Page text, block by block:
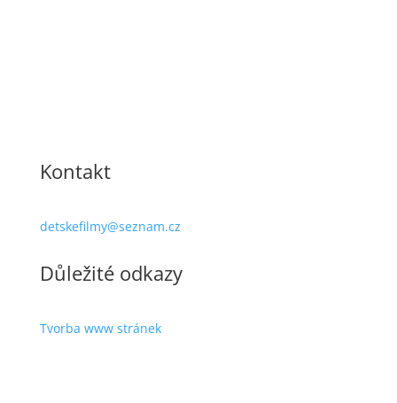
Kontakt
detskefilmy@seznam.cz
Důležité odkazy
Tvorba www stránek